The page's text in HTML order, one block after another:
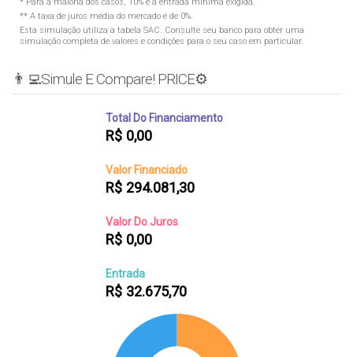
* Para a maioria dos casos, 10% é a entrada mínima exigida.
** A taxa de juros média do mercado é de 0%.
Esta simulação utiliza a tabela SAC. Consulte seu banco para obter uma
simulação completa de valores e condições para o seu caso em particular.
👨‍💻Simule E Compare! PRICE⚙️
Total Do Financiamento
R$ 0,00
Valor Financiado
R$ 294.081,30
Valor Do Juros
R$ 0,00
Entrada
R$ 32.675,70